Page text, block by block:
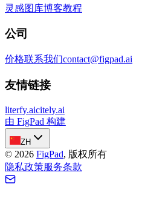
灵感图库博客教程
公司
价格联系我们contact@figpad.ai
友情链接
literfy.aicitely.ai
由 FigPad 构建
ZH
© 2026 FigPad, 版权所有
隐私政策服务条款